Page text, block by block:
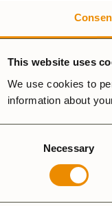
This website uses
We use cookies to
information about
Necessary
Baserat på 33
LÄGG TILL EN